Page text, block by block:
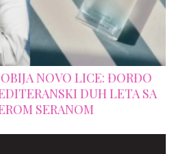
NOVO LICE: ĐORĐO
DUH LETA SA
SERANOM